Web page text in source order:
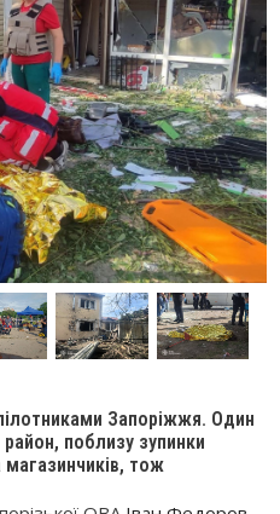
Запоріжжя. Один
поблизу зупинки
тож